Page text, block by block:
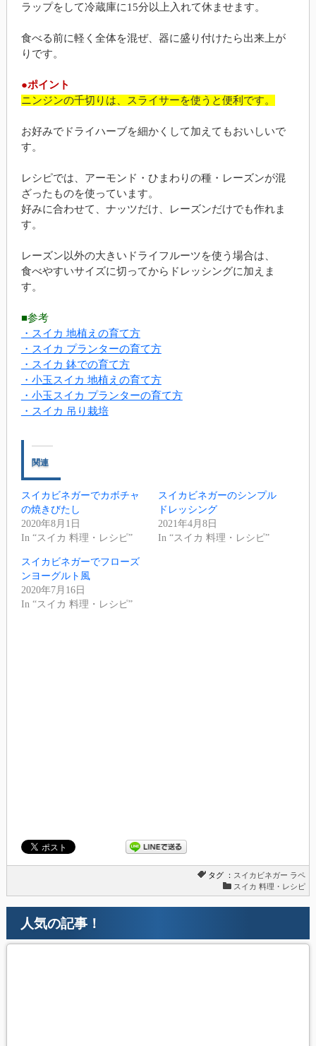
ラップをして冷蔵庫に15分以上入れて休ませます。
食べる前に軽く全体を混ぜ、器に盛り付けたら出来上が
りです。
●ポイント
ニンジンの千切りは、スライサーを使うと便利です。
お好みでドライハーブを細かくして加えてもおいしいで
す。
レシピでは、アーモンド・ひまわりの種・レーズンが混
ざったものを使っています。
好みに合わせて、ナッツだけ、レーズンだけでも作れま
す。
レーズン以外の大きいドライフルーツを使う場合は、
食べやすいサイズに切ってからドレッシングに加えま
す。
■参考
・スイカ 地植えの育て方
・スイカ プランターの育て方
・スイカ 鉢での育て方
・小玉スイカ 地植えの育て方
・小玉スイカ プランターの育て方
・スイカ 吊り栽培
関連
スイカビネガーでカボチャ
の焼きびたし
2020年8月1日
In “スイカ 料理・レシピ”
スイカビネガーのシンプル
ドレッシング
2021年4月8日
In “スイカ 料理・レシピ”
スイカビネガーでフローズ
ンヨーグルト風
2020年7月16日
In “スイカ 料理・レシピ”
タグ ： スイカビネガー ラペ
スイカ 料理・レシピ
人気の記事！